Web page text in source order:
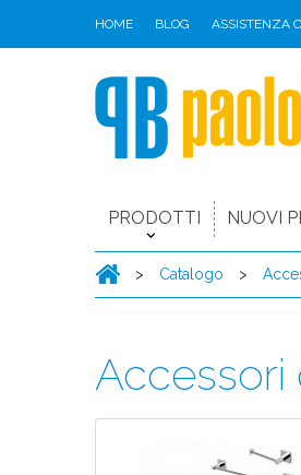
HOME BLOG ASSISTENZA
PRODOTTI NUOVI
> Catalogo >
Accessori